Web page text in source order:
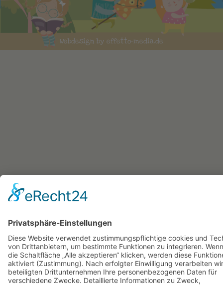
Webdesign by effetto-media.de